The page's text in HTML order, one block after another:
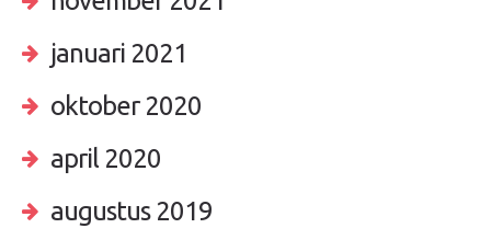
januari 2021
oktober 2020
april 2020
augustus 2019